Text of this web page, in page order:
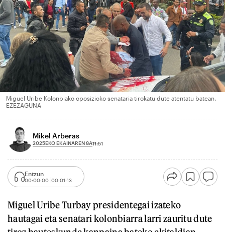
Miguel Uribe Kolonbiako oposizioko senataria tirokatu dute atentatu batean.
EZEZAGUNA
Mikel Arberas
2025EKO EKAINAREN 8A11:51
Entzun
00:00:00 00:01:13
Miguel Uribe Turbay presidentegai izateko
hautagai eta senatari kolonbiarra larri zauritu dute